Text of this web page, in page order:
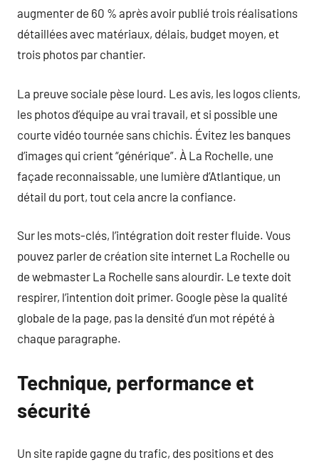
augmenter de 60 % après avoir publié trois réalisations
détaillées avec matériaux, délais, budget moyen, et
trois photos par chantier.
La preuve sociale pèse lourd. Les avis, les logos clients,
les photos d’équipe au vrai travail, et si possible une
courte vidéo tournée sans chichis. Évitez les banques
d’images qui crient “générique”. À La Rochelle, une
façade reconnaissable, une lumière d’Atlantique, un
détail du port, tout cela ancre la confiance.
Sur les mots-clés, l’intégration doit rester fluide. Vous
pouvez parler de création site internet La Rochelle ou
de webmaster La Rochelle sans alourdir. Le texte doit
respirer, l’intention doit primer. Google pèse la qualité
globale de la page, pas la densité d’un mot répété à
chaque paragraphe.
Technique, performance et
sécurité
Un site rapide gagne du trafic, des positions et des